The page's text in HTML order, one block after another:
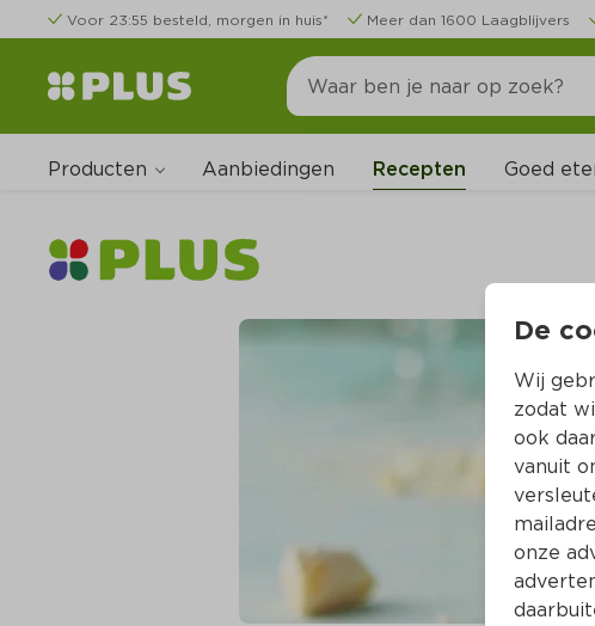
Voor 23:55 besteld, morgen in huis* Meer dan 1600 Laagblijvers
Producten Aanbiedingen Recepten Goed
De
Wij
zodat
ook
vanuit
onze